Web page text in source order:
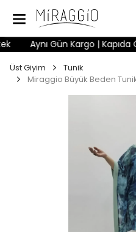
Aynı Gün Kargo | Kapıda
Üst Giyim
Tunik
Miraggio Büyük Beden